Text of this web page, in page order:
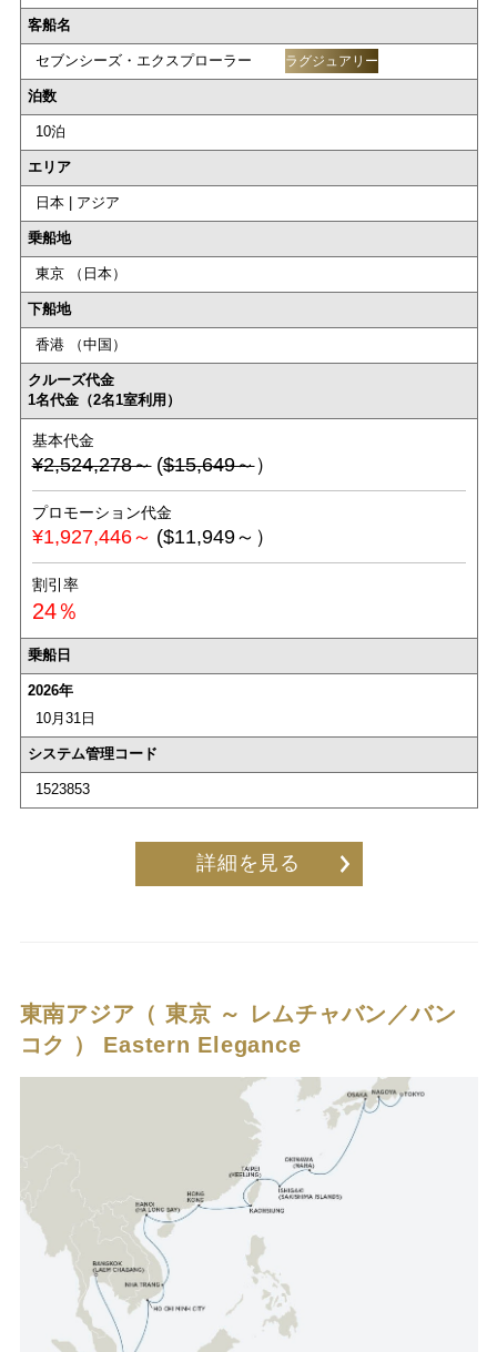
客船名
セブンシーズ・エクスプローラー ラグジュアリー
泊数
10泊
エリア
日本 | アジア
乗船地
東京 （日本）
下船地
香港 （中国）
クルーズ代金
1名代金（2名1室利用）
基本代金
¥2,524,278～ ($15,649～）
プロモーション代金
¥1,927,446～ ($11,949～）
割引率
24％
乗船日
2026年
10月31日
システム管理コード
1523853
詳細を見る
東南アジア（ 東京 ～ レムチャバン／バン
コク ） Eastern Elegance